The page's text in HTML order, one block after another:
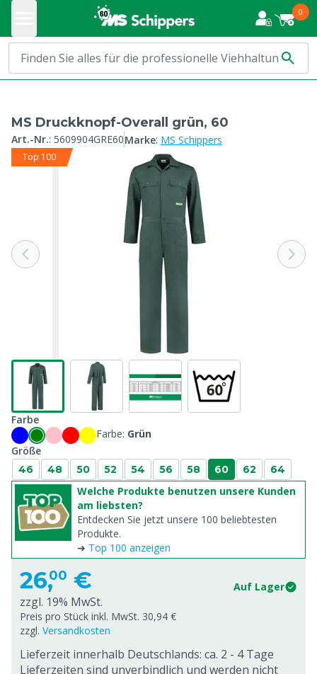
0
MS Druckknopf-Overall grün, 60
Art.-Nr.: 5609904GRE60Marke: MS Schippers
Top 100
Farbe
Farbe: Grün
Größe
46 48 50 52 54 56 58 60 62 64
Welche Produkte benutzen unsere Kunden
am liebsten?
Entdecken Sie jetzt unsere 100 beliebtesten
Produkte.
➜ Top 100 anzeigen
26,00 € Auf Lager
zzgl. 19% MwSt.
Preis pro Stück inkl. MwSt. 30,94 €
zzgl. Versandkosten
Lieferzeit innerhalb Deutschlands: ca. 2 - 4 Tage
Lieferzeiten sind unverbindlich und werden nicht